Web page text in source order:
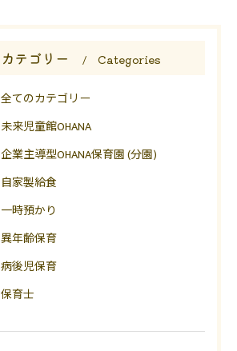
カテゴリー Categories
全てのカテゴリー
未来児童館OHANA
企業主導型OHANA保育園 (分園)
自家製給食
一時預かり
異年齢保育
病後児保育
保育士